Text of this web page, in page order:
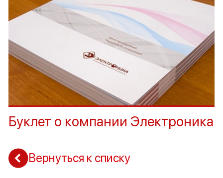
Буклет о компании Электроника
Вернуться к списку